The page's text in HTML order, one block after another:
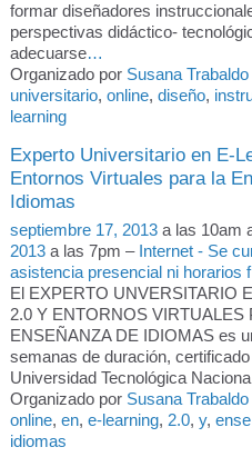
formar diseñadores
perspectivas didáctico-
adecuarse…
Organizado por Susana Trabaldo
universitario, online, diseño,
learning
Experto Universitario en E-
Entornos Virtuales para la
Idiomas
septiembre 17, 2013 a las 10am
2013 a las 7pm – Internet - Se
asistencia presencial ni horarios
El EXPERTO UNVERSITARIO
2.0 Y ENTORNOS VIRTUALES
ENSEÑANZA DE IDIOMAS es
semanas de duración,
Universidad Tecnológica
Organizado por Susana Trabaldo
online, en, e-learning, 2.0, y,
idiomas